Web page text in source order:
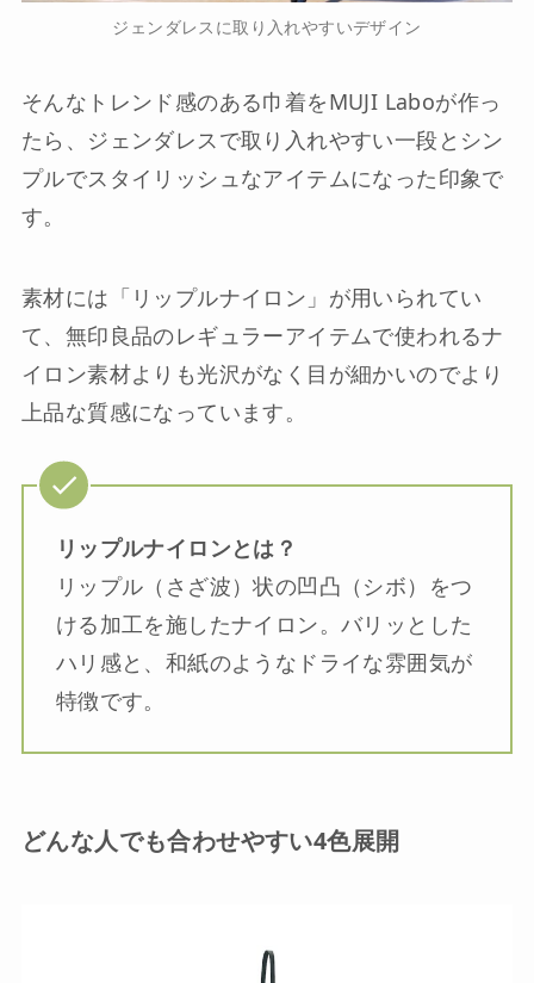
ジェンダレスに取り入れやすいデザイン
そんなトレンド感のある巾着をMUJI Laboが作っ
たら、ジェンダレスで取り入れやすい一段とシン
プルでスタイリッシュなアイテムになった印象で
す。
素材には「リップルナイロン」が用いられてい
て、無印良品のレギュラーアイテムで使われるナ
イロン素材よりも光沢がなく目が細かいのでより
上品な質感になっています。
リップルナイロンとは？
リップル（さざ波）状の凹凸（シボ）をつ
ける加工を施したナイロン。バリッとした
ハリ感と、和紙のようなドライな雰囲気が
特徴です。
どんな人でも合わせやすい4色展開